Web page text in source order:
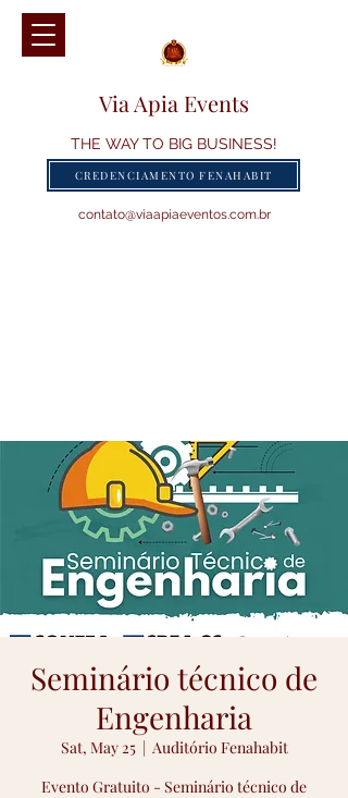
Via Apia Events
THE WAY TO BIG BUSINESS!
contato@viaapiaeventos.com.br
CREDENCIAMENTO FENAHABIT
Seminário técnico de
Engenharia
Sat, May 25
  |
Auditório Fenahabit
Evento Gratuito - Seminário técnico de